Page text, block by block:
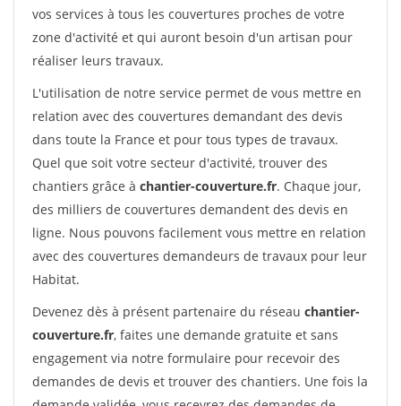
vos services à tous les couvertures proches de votre
zone d'activité et qui auront besoin d'un artisan pour
réaliser leurs travaux.
L'utilisation de notre service permet de vous mettre en
relation avec des couvertures demandant des devis
dans toute la France et pour tous types de travaux.
Quel que soit votre secteur d'activité, trouver des
chantiers grâce à chantier-couverture.fr. Chaque jour,
des milliers de couvertures demandent des devis en
ligne. Nous pouvons facilement vous mettre en relation
avec des couvertures demandeurs de travaux pour leur
Habitat.
Devenez dès à présent partenaire du réseau chantier-
couverture.fr, faites une demande gratuite et sans
engagement via notre formulaire pour recevoir des
demandes de devis et trouver des chantiers. Une fois la